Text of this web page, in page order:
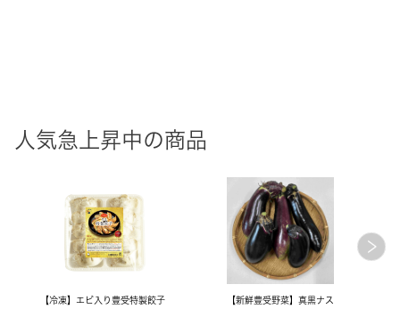
人気急上昇中の商品
【冷凍】エビ入り豊受特製餃子 【新鮮豊受野菜】真黒ナス